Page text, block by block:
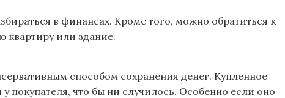
в финансах. Кроме того, можно обратиться к
квартиру или здание.
способом сохранения денег. Купленное
покупателя, что бы ни случилось. Особенно если оно